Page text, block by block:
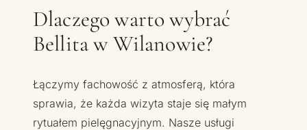
Dlaczego warto wybrać
Bellita w Wilanowie?
Łączymy fachowość z atmosferą, która
sprawia, że każda wizyta staje się małym
rytuałem pielęgnacyjnym. Nasze usługi